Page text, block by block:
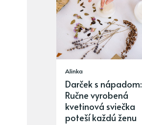
Alinka
Darček s nápadom:
Ručne vyrobená
kvetinová sviečka
poteší každú ženu